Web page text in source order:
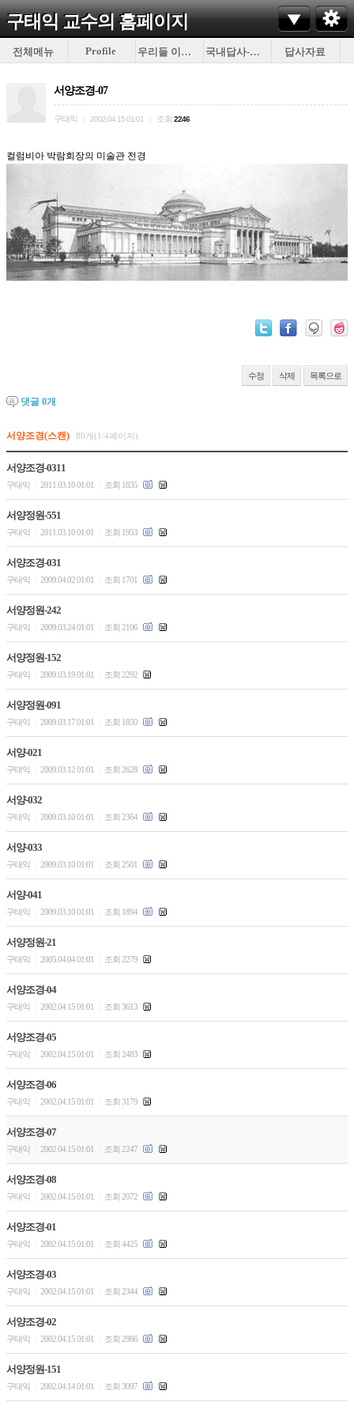
구태익 교수의홈페이지
전체메뉴 Profile 우리들 이야기 국내답사-이것저것 답사자료
서양조경-07
구태익 2002.04.15 01:01 조회 2246
컬럼비아 박람회장의 미술관 전경
수정 삭제 목록으로
댓글 0개
서양조경(스캔) 80개(1/4페이지)
서양조경-0311
구태익 2011.03.10 01:01 조회 1835
서양정원-551
구태익 2011.03.10 01:01 조회 1953
서양조경-031
구태익 2009.04.02 01:01 조회 1701
서양정원-242
구태익 2009.03.24 01:01 조회 2106
서양정원-152
구태익 2009.03.19 01:01 조회 2292
서양정원-091
구태익 2009.03.17 01:01 조회 1850
서양-021
구태익 2009.03.12 01:01 조회 2628
서양-032
구태익 2009.03.10 01:01 조회 2364
서양-033
구태익 2009.03.10 01:01 조회 2501
서양-041
구태익 2009.03.10 01:01 조회 1894
서양정원-21
구태익 2005.04.04 01:01 조회 2279
서양조경-04
구태익 2002.04.15 01:01 조회 3613
서양조경-05
구태익 2002.04.15 01:01 조회 2483
서양조경-06
구태익 2002.04.15 01:01 조회 3179
서양조경-07
구태익 2002.04.15 01:01 조회 2247
서양조경-08
구태익 2002.04.15 01:01 조회 2072
서양조경-01
구태익 2002.04.15 01:01 조회 4425
서양조경-03
구태익 2002.04.15 01:01 조회 2344
서양조경-02
구태익 2002.04.15 01:01 조회 2986
서양정원-151
구태익 2002.04.14 01:01 조회 3097